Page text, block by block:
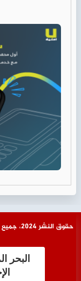
© حقوق النشر 2024، جميع الحقوق محفوظة | أخبار الأردن
البحر